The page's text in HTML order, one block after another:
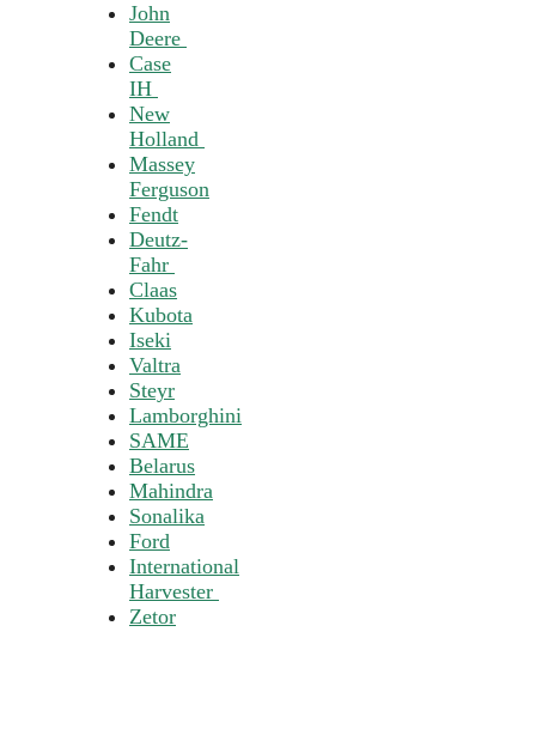
John
Deere
Case
IH
New
Holland
Massey
Ferguson
Fendt
Deutz-
Fahr
Claas
Kubota
Iseki
Valtra
Steyr
Lamborghini
SAME
Belarus
Mahindra
Sonalika
Ford
International
Harvester
Zetor